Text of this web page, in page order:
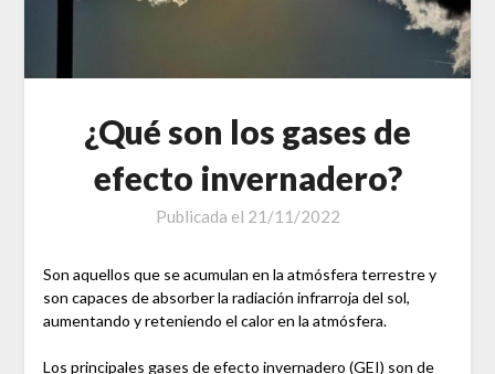
¿Qué son los gases de
efecto invernadero?
Publicada el 21/11/2022
Son aquellos que se acumulan en la atmósfera terrestre y
son capaces de absorber la radiación infrarroja del sol,
aumentando y reteniendo el calor en la atmósfera.
Los principales gases de efecto invernadero (GEI) son de